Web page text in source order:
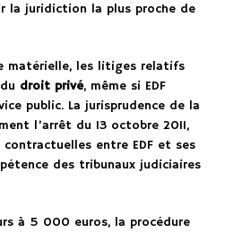
la juridiction la plus proche de
matérielle, les litiges relatifs
droit privé, même si EDF
public. La jurisprudence de la
l’arrêt du 13 octobre 2011,
entre EDF et ses
des tribunaux judiciaires
à 5 000 euros, la procédure